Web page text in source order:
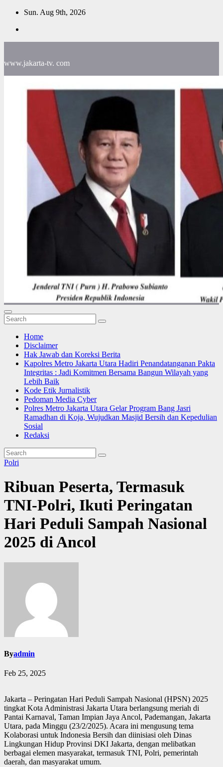
Skip
content
Sun. Aug 9th, 2026
www.jakarta-tv. com
Home
Disclaimer
Hak Jawab dan Koreksi Berita
Kapolres Metro Jakarta Utara Hadiri Penandatanganan Pakta
Integritas : Jadi Komitmen Bersama Bangun Wilayah yang
Lebih Baik
Kode Etik Jurnalistik
Pedoman Media Cyber
Polres Metro Jakarta Utara Gelar Program Bang Jasri
Ramadhan di Koja, Wujudkan Masjid Bersih dan Kepedulian
Sosial
Redaksi
Polri
Ribuan Peserta, Termasuk
TNI-Polri, Ikuti Peringatan
Hari Peduli Sampah Nasional
2025 di Ancol
Byadmin
Feb 25, 2025
Jakarta – Peringatan Hari Peduli Sampah Nasional (HPSN) 2025
tingkat Kota Administrasi Jakarta Utara berlangsung meriah di
Pantai Karnaval, Taman Impian Jaya Ancol, Pademangan, Jakarta
Utara, pada Minggu (23/2/2025). Acara ini mengusung tema
Kolaborasi untuk Indonesia Bersih dan diinisiasi oleh Dinas
Lingkungan Hidup Provinsi DKI Jakarta, dengan melibatkan
berbagai elemen masyarakat, termasuk TNI, Polri, pemerintah
daerah, dan masyarakat umum.